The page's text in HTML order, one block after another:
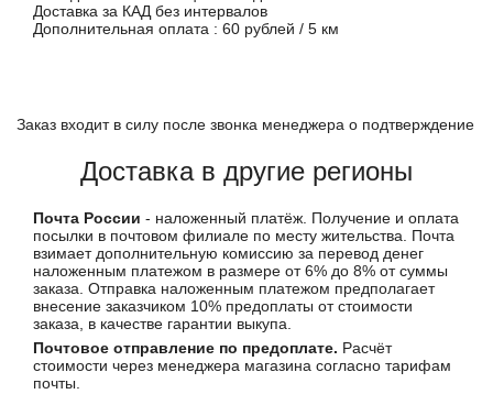
Доставка за КАД без интервалов
Дополнительная оплата : 60 рублей / 5 км
Заказ входит в силу после звонка менеджера о подтверждение
Доставка в другие регионы
Почта России - наложенный платёж. Получение и оплата
посылки в почтовом филиале по месту жительства. Почта
взимает дополнительную комиссию за перевод денег
наложенным платежом в размере от 6% до 8% от суммы
заказа. Отправка наложенным платежом предполагает
внесение заказчиком 10% предоплаты от стоимости
заказа, в качестве гарантии выкупа.
Почтовое отправление по предоплате. Расчёт
стоимости через менеджера магазина согласно тарифам
почты.